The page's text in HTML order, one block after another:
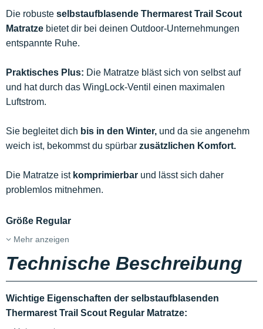
Die robuste selbstaufblasende Thermarest Trail Scout
Matratze bietet dir bei deinen Outdoor-Unternehmungen
entspannte Ruhe.
Praktisches Plus: Die Matratze bläst sich von selbst auf
und hat durch das WingLock-Ventil einen maximalen
Luftstrom.
Sie begleitet dich bis in den Winter, und da sie angenehm
weich ist, bekommst du spürbar zusätzlichen Komfort.
Die Matratze ist komprimierbar und lässt sich daher
problemlos mitnehmen.
Größe Regular
Mehr anzeigen
Technische Beschreibung
Wichtige Eigenschaften der selbstaufblasenden
Thermarest Trail Scout Regular Matratze: